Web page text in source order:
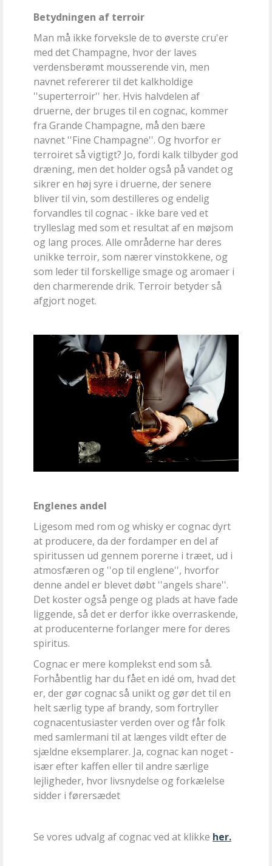
Betydningen af terroir
Man må ikke forveksle de to øverste cru'er
med det Champagne, hvor der laves
verdensberømt mousserende vin, men
navnet refererer til det kalkholdige
''superterroir'' her. Hvis halvdelen af
druerne, der bruges til en cognac, kommer
fra Grande Champagne, må den bære
navnet ''Fine Champagne''. Og hvorfor er
terroiret så vigtigt? Jo, fordi kalk tilbyder god
dræning, men det holder også på vandet og
sikrer en høj syre i druerne, der senere
bliver til vin, som destilleres og endelig
forvandles til cognac - ikke bare ved et
trylleslag med som et resultat af en møjsom
og lang proces. Alle områderne har deres
unikke terroir, som nærer vinstokkene, og
som leder til forskellige smage og aromaer i
den charmerende drik. Terroir betyder så
afgjort noget.
Englenes andel
Ligesom med rom og whisky er cognac dyrt
at producere, da der fordamper en del af
spiritussen ud gennem porerne i træet, ud i
atmosfæren og ''op til englene'', hvorfor
denne andel er blevet døbt ''angels share''.
Det koster også penge og plads at have fade
liggende, så det er derfor ikke overraskende,
at producenterne forlanger mere for deres
spiritus.
Cognac er mere komplekst end som så.
Forhåbentlig har du fået en idé om, hvad det
er, der gør cognac så unikt og gør det til en
helt særlig type af brandy, som fortryller
cognacentusiaster verden over og får folk
med samlermani til at længes vildt efter de
sjældne eksemplarer. Ja, cognac kan noget -
især efter kaffen eller til andre særlige
lejligheder, hvor livsnydelse og forkælelse
sidder i førersædet
Se vores udvalg af cognac ved at klikke her.